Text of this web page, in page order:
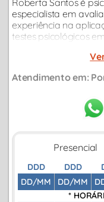
Roberta Santos é
especialista em
experiência na
testes psicológicos
psicologia positiva,
Atendimento em:
Presencial
DDD
DD/MM
DDD
DD/MM
*